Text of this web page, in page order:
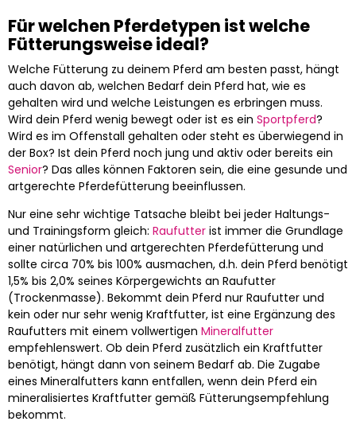
Für welchen Pferdetypen ist welche
Fütterungsweise ideal?
Welche Fütterung zu deinem Pferd am besten passt, hängt
auch davon ab, welchen Bedarf dein Pferd hat, wie es
gehalten wird und welche Leistungen es erbringen muss.
Wird dein Pferd wenig bewegt oder ist es ein Sportpferd?
Wird es im Offenstall gehalten oder steht es überwiegend in
der Box? Ist dein Pferd noch jung und aktiv oder bereits ein
Senior? Das alles können Faktoren sein, die eine gesunde und
artgerechte Pferdefütterung beeinflussen.
Nur eine sehr wichtige Tatsache bleibt bei jeder Haltungs-
und Trainingsform gleich: Raufutter ist immer die Grundlage
einer natürlichen und artgerechten Pferdefütterung und
sollte circa 70% bis 100% ausmachen, d.h. dein Pferd benötigt
1,5% bis 2,0% seines Körpergewichts an Raufutter
(Trockenmasse). Bekommt dein Pferd nur Raufutter und
kein oder nur sehr wenig Kraftfutter, ist eine Ergänzung des
Raufutters mit einem vollwertigen Mineralfutter
empfehlenswert. Ob dein Pferd zusätzlich ein Kraftfutter
benötigt, hängt dann von seinem Bedarf ab. Die Zugabe
eines Mineralfutters kann entfallen, wenn dein Pferd ein
mineralisiertes Kraftfutter gemäß Fütterungsempfehlung
bekommt.